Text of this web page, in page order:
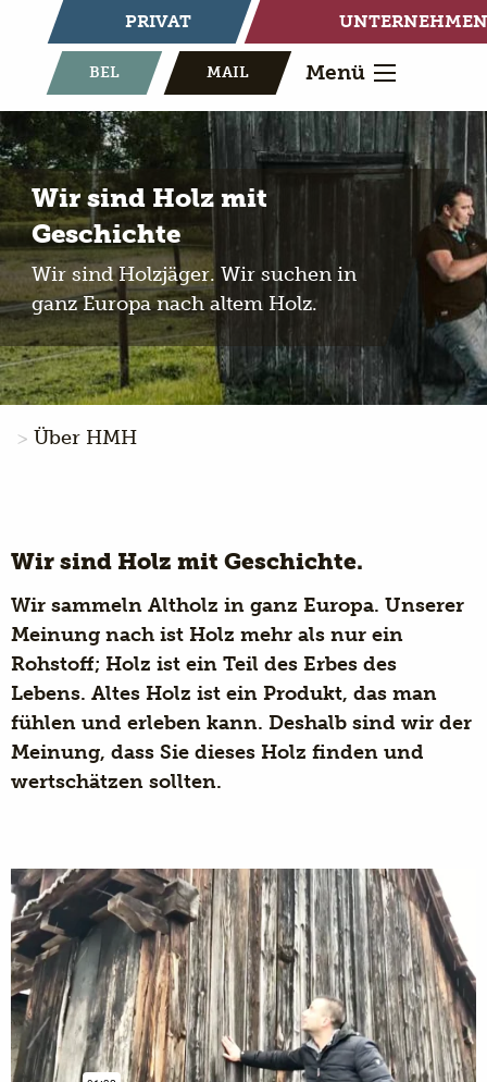
PRIVAT UNTERNEHMEN
BEL MAIL Menü
Wir sind Holz mit
Geschichte
Wir sind Holzjäger. Wir suchen in
ganz Europa nach altem Holz.
Über HMH
Wir sind Holz mit Geschichte.
Wir sammeln Altholz in ganz Europa. Unserer
Meinung nach ist Holz mehr als nur ein
Rohstoff; Holz ist ein Teil des Erbes des
Lebens. Altes Holz ist ein Produkt, das man
fühlen und erleben kann. Deshalb sind wir der
Meinung, dass Sie dieses Holz finden und
wertschätzen sollten.